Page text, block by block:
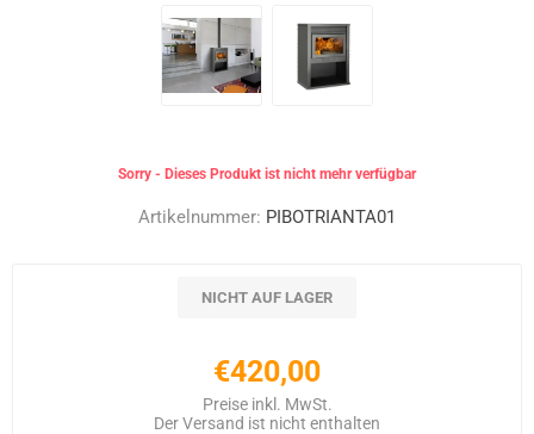
Sorry - Dieses Produkt ist nicht mehr verfügbar
Artikelnummer: PIBOTRIANTA01
NICHT AUF LAGER
€420,00
Preise inkl. MwSt.
DerVersand ist nicht enthalten